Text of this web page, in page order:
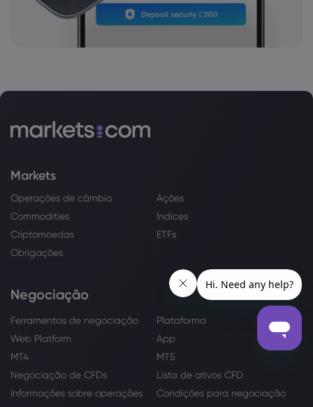
Markets
Operações de câmbio
Ações
Commodities
Índices
Criptomoedas
ETFs
Obrigações
Negociação
Ferramentas de negociação
Plataforma
Web Platform
App
MT4
MT5
Negociação de CFDs
Lista de ativos CFD
Informações sobre operações
Condições para negociação